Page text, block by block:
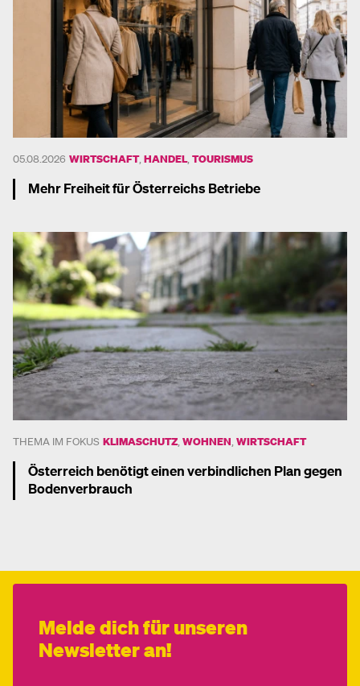
05.08.2026 WIRTSCHAFT, HANDEL, TOURISMUS
Mehr Freiheit für Österreichs Betriebe
THEMA IM FOKUS KLIMASCHUTZ WOHNEN WIRTSCHAFT
Österreich benötigt einen verbindlichen Plan gegen
Bodenverbrauch
Melde dich für unseren
Newsletter an!